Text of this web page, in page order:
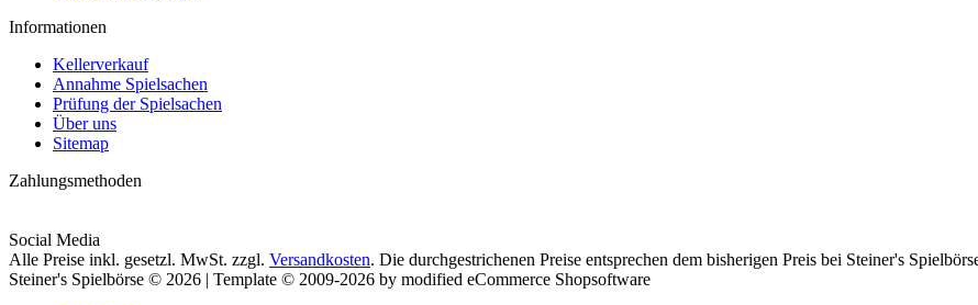
Informationen
Kellerverkauf
Annahme Spielsachen
Prüfung der Spielsachen
Über uns
Sitemap
Zahlungsmethoden
Social Media
Alle Preise inkl. gesetzl. MwSt. zzgl. Versandkosten. Die durchgestrichenen Preise entsprechen dem bisherigen Preis bei Steiner's
Steiner's Spielbörse © 2026 | Template © 2009-2026 by modified eCommerce Shopsoftware